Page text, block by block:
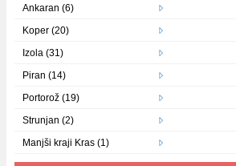
Ankaran (6)
Koper (20)
Izola (31)
Piran (14)
Portorož (19)
Strunjan (2)
Manjši kraji Kras (1)